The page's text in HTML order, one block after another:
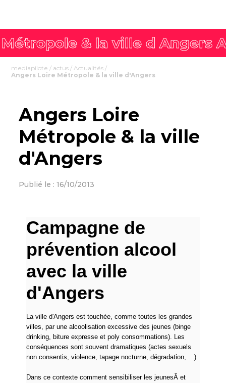
mediapilote / actus /Actualités /
Angers Loire Métropole & la ville d'Angers
Angers Loire
Métropole & la ville
d'Angers
Publié le : 16/10/2013
Campagne de
prévention alcool
avec la ville
d'Angers
La ville d'Angers est touchée, comme toutes les grandes
villes, par une alcoolisation excessive des jeunes (binge
drinking, biture expresse et poly consommations). Les
conséquences sont souvent dramatiques (actes sexuels
non consentis, violence, tapage nocturne, dégradation, ...).
Dans ce contexte comment sensibiliser les jeunesÂ et